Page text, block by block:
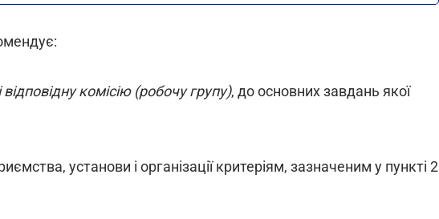
комісію (робочу групу), до основних завдань якої
установи і організації критеріям, зазначеним у пункті 2